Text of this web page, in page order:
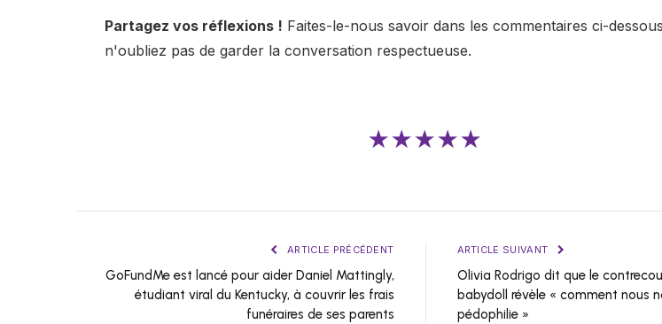
Partagez vos réflexions ! Faites-le-nous savoir dans les commentaires ci-
n'oubliez pas de garder la conversation respectueuse.
★★★★★
ARTICLE PRÉCÉDENT
GoFundMe est lancé pour aider Daniel Mattingly,
étudiant viral du Kentucky, à couvrir les frais
funéraires de ses parents
ARTICLE SUIVANT
Olivia Rodrigo dit que le
babydoll révèle « comment nous
pédophilie »